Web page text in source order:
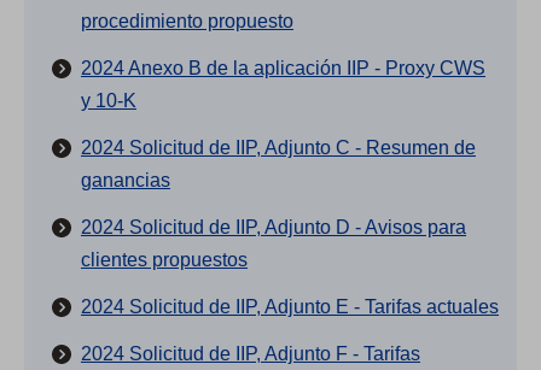
procedimiento propuesto
2024 Anexo B de la aplicación IIP - Proxy CWS
y 10-K
2024 Solicitud de IIP, Adjunto C - Resumen de
ganancias
2024 Solicitud de IIP, Adjunto D - Avisos para
clientes propuestos
2024 Solicitud de IIP, Adjunto E - Tarifas actuales
2024 Solicitud de IIP, Adjunto F - Tarifas